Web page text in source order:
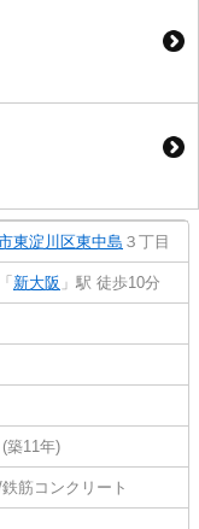
東淀川区東中島 ３丁目
「新大阪 」駅 徒歩10分
築11年)
筋コンクリート